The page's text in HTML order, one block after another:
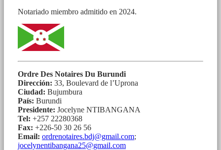
Notariado miembro admitido en 2024.
Ordre Des Notaires Du Burundi
Dirección: 33, Boulevard de l’Uprona
Ciudad: Bujumbura
País: Burundi
Presidente: Jocelyne NTIBANGANA
Tel: +257 22280368
Fax: +226-50 30 26 56
Email: ordrenotaires.bdj@gmail.com;
jocelynentibangana25@gmail.com